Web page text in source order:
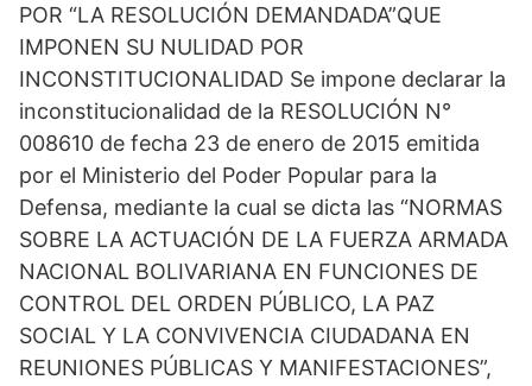
POR “LA RESOLUCIÓN DEMANDADA”QUE
IMPONEN SU NULIDAD POR
INCONSTITUCIONALIDAD Se impone declarar la
inconstitucionalidad de la RESOLUCIÓN N°
008610 de fecha 23 de enero de 2015 emitida
por el Ministerio del Poder Popular para la
Defensa, mediante la cual se dicta las “NORMAS
SOBRE LA ACTUACIÓN DE LA FUERZA ARMADA
NACIONAL BOLIVARIANA EN FUNCIONES DE
CONTROL DEL ORDEN PÚBLICO, LA PAZ
SOCIAL Y LA CONVIVENCIA CIUDADANA EN
REUNIONES PÚBLICAS Y MANIFESTACIONES”,